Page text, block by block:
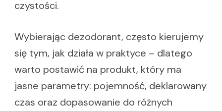
czystości.
Wybierając dezodorant, często kierujemy
się tym, jak działa w praktyce – dlatego
warto postawić na produkt, który ma
jasne parametry: pojemność, deklarowany
czas oraz dopasowanie do różnych